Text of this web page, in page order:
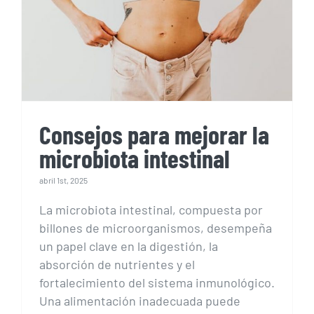
microbiota intestinal
Consejos para mejorar la
microbiota intestinal
abril 1st, 2025
La microbiota intestinal, compuesta por
billones de microorganismos, desempeña
un papel clave en la digestión, la
absorción de nutrientes y el
fortalecimiento del sistema inmunológico.
Una alimentación inadecuada puede